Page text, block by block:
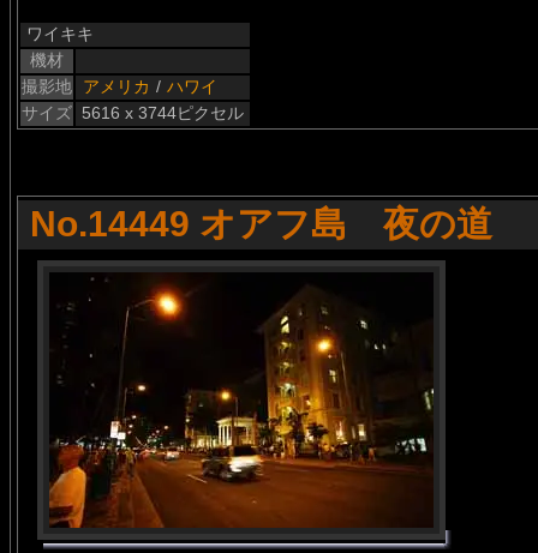
ワイキキ
機材
撮影地
アメリカ / ハワイ
サイズ 5616 x 3744ピクセル
No.14449 オアフ島 夜の道